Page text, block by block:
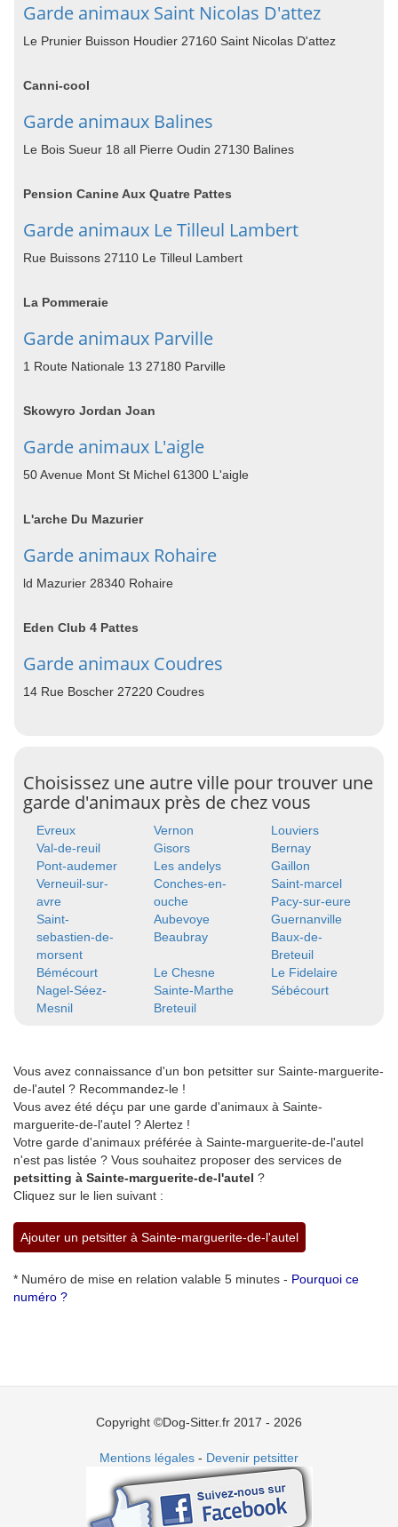
Garde animaux Saint Nicolas D'attez
Le Prunier Buisson Houdier 27160 Saint Nicolas D'attez
Canni-cool
Garde animaux Balines
Le Bois Sueur 18 all Pierre Oudin 27130 Balines
Pension Canine Aux Quatre Pattes
Garde animaux Le Tilleul Lambert
Rue Buissons 27110 Le Tilleul Lambert
La Pommeraie
Garde animaux Parville
1 Route Nationale 13 27180 Parville
Skowyro Jordan Joan
Garde animaux L'aigle
50 Avenue Mont St Michel 61300 L'aigle
L'arche Du Mazurier
Garde animaux Rohaire
ld Mazurier 28340 Rohaire
Eden Club 4 Pattes
Garde animaux Coudres
14 Rue Boscher 27220 Coudres
Choisissez une autre ville pour trouver une
garde d'animaux près de chez vous
Evreux Vernon
Louviers
Val-de-reuil
Gisors
Bernay
Pont-audemer
Les andelys
Gaillon
Verneuil-sur-
avre
Conches-en-
ouche
Saint-marcel
Pacy-sur-eure
Saint-
sebastien-de-
morsent
Aubevoye
Guernanville
Beaubray
Baux-de-
Breteuil
Bémécourt
Le Chesne
Le Fidelaire
Nagel-Séez-
Mesnil
Sainte-Marthe
Sébécourt
Breteuil
Vous avez connaissance d'un bon petsitter sur Sainte-marguerite-
de-l'autel ? Recommandez-le !
Vous avez été déçu par une garde d'animaux à Sainte-
marguerite-de-l'autel ? Alertez !
Votre garde d'animaux préférée à Sainte-marguerite-de-l'autel
n'est pas listée ? Vous souhaitez proposer des services de
petsitting à Sainte-marguerite-de-l'autel ?
Cliquez sur le lien suivant :
Ajouter un petsitter à Sainte-marguerite-de-l'autel
* Numéro de mise en relation valable 5 minutes - Pourquoi ce
numéro ?
Copyright ©Dog-Sitter.fr 2017 - 2026
Mentions légales - Devenir petsitter